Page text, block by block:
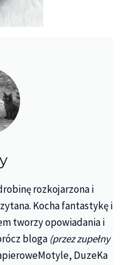
rozkojarzona i
Kocha fantastykę i
tworzy opowiadania i
bloga (przez zupełny
DuzeKa